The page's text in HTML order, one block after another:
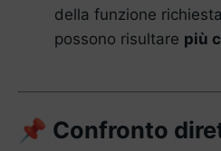
della funzione
possono risultare più
📌 Confronto